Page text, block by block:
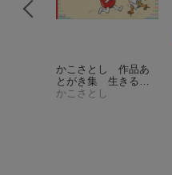
かこさとし 作品あ
とがき集 生きると
いうことは、本当
かこさとし